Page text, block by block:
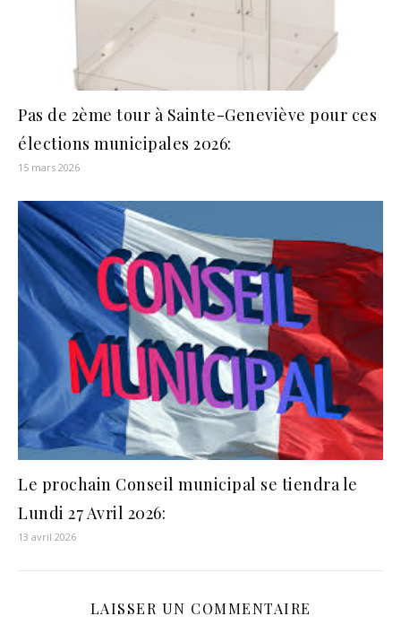
Pas de 2ème tour à Sainte-Geneviève pour ces
élections municipales 2026:
15 mars 2026
Le prochain Conseil municipal se tiendra le
Lundi 27 Avril 2026:
13 avril 2026
LAISSER UN COMMENTAIRE